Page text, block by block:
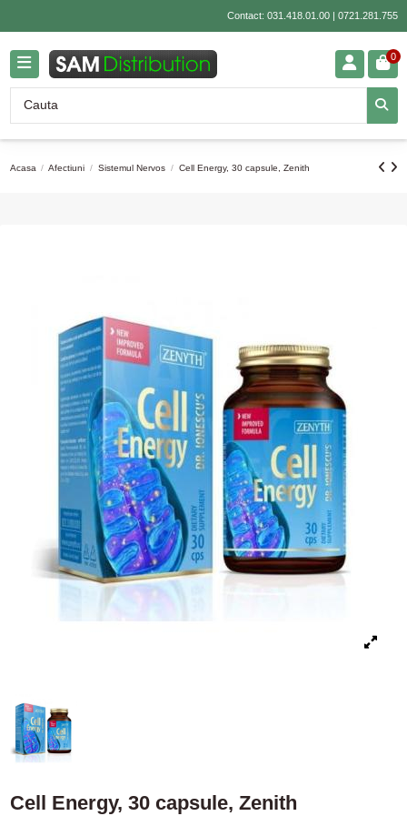
Contact: 031.418.01.00| 0721.281.755
0
Acasa Afectiuni Sistemul Nervos Cell Energy, 30 capsule, Zenith
Cell Energy, 30 capsule, Zenith